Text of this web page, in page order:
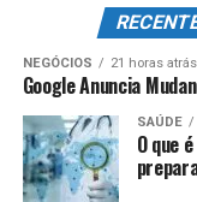
NEGÓCIOS 21 horas atrás
Google Anuncia
SAÚDE
O que